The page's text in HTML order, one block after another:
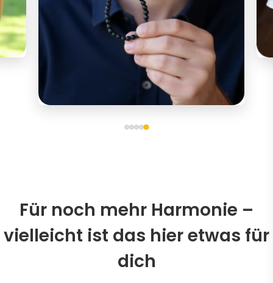
Für noch mehr Harmonie –
vielleicht ist das hier etwas für
dich